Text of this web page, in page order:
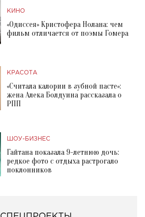
КИНО
«Одиссея» Кристофера Нолана: чем
фильм отличается от поэмы Гомера
КРАСОТА
«Считала калории в зубной пасте»:
жена Алека Болдуина рассказала о
РПП
ШОУ-БИЗНЕС
Гайтана показала 9-летнюю дочь:
редкое фото с отдыха растрогало
поклонников